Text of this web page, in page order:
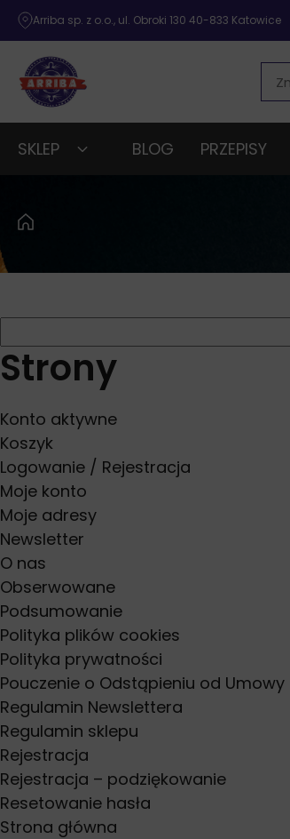
Arriba sp. z o.o., ul. Obroki 130 40-833 Katowice
SKLEP BLOG PRZEPISY
Strony
Konto aktywne
Koszyk
Logowanie / Rejestracja
Moje konto
Moje adresy
Newsletter
O nas
Obserwowane
Podsumowanie
Polityka plików cookies
Polityka prywatności
Pouczenie o Odstąpieniu od Umowy
Regulamin Newslettera
Regulamin sklepu
Rejestracja
Rejestracja – podziękowanie
Resetowanie hasła
Strona główna